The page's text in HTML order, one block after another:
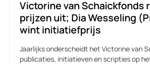
Victorine van Schaickfonds
prijzen uit; Dia Wesseling
wint initiatiefprijs
Jaarlijks onderscheidt het Victorine van
publicaties, initiatieven en scripties op